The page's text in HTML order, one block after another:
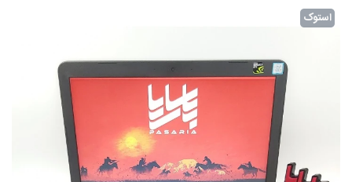
استوک